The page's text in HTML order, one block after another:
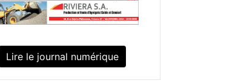
Lire le journal numérique